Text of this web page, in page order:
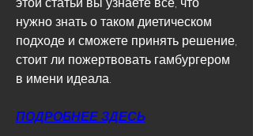
нужно знать о таком диетическом
подходе и сможете принять решение,
стоит ли пожертвовать гамбургером
в имени идеала.
ПОДРОБНЕЕ ЗДЕСЬ